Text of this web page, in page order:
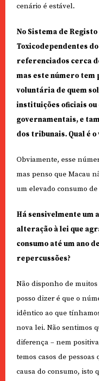
cenário é estável.
No Sistema de
Toxicodependentes
referenciados cerca
mas este número tem
voluntária de quem
instituições oficiais ou
governamentais, e
dos tribunais. Qual é
Obviamente, esse
mas penso que Macau
um elevado consumo
Há sensivelmente um
alteração à lei que
consumo até um ano
repercussões?
Não disponho de
posso dizer é que o
idêntico ao que
nova lei. Não sentimos
diferença – nem
temos casos de
causa do consumo, isto